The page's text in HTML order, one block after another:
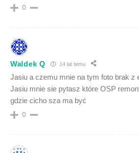
0
Waldek Q 14 lat temu
Jasiu a czemu mnie na tym foto brak z
Jasiu mnie sie pytasz które OSP
gdzie cicho sza ma być
0